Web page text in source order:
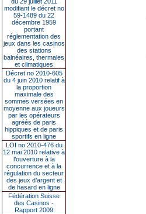
modifiant le décret no
59-1489 du 22
décembre 1959
portant
réglementation des
jeux dans les casinos
des stations
balnéaires, thermales
et climatiques
Décret no 2010-605
du 4 juin 2010 relatif à
la proportion
maximale des
sommes versées en
moyenne aux joueurs
par les opérateurs
agréés de paris
hippiques et de paris
sportifs en ligne
LOI no 2010-476 du
12 mai 2010 relative à
l’ouverture à la
concurrence et à la
régulation du secteur
des jeux d’argent et
de hasard en ligne
Fédération Suisse
des Casinos -
Rapport 2009